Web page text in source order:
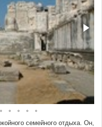
семейного отдыха. Он,